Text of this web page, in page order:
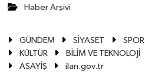
Haber Arşivi
GÜNDEM SİYASET SPOR
KÜLTÜR
BİLİM VE TEKNOLOJİ
ASAYİŞ
ilan.gov.tr